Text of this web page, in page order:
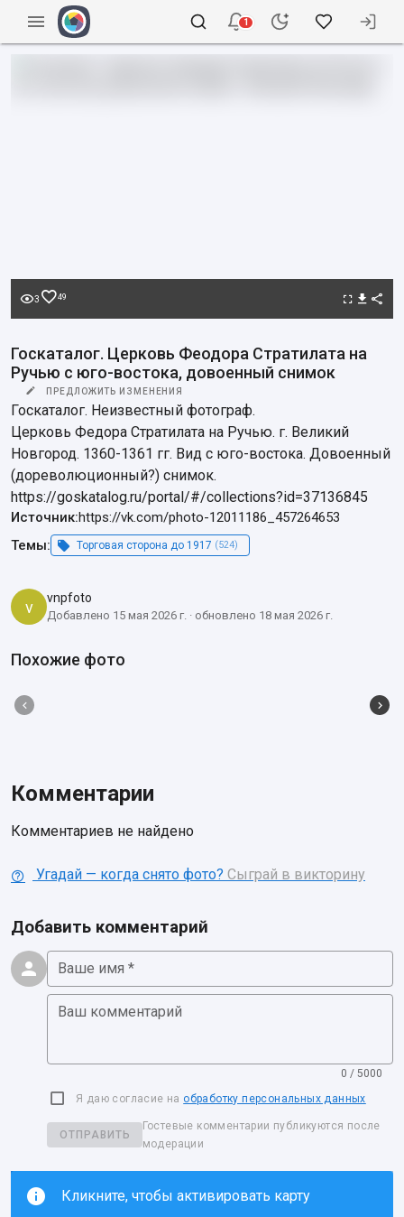
1
3 49
Госкаталог. Церковь Феодора Стратилата на
Ручью с юго-востока, довоенный снимок
ПРЕДЛОЖИТЬ ИЗМЕНЕНИЯ
Госкаталог. Неизвестный фотограф.
Церковь Федора Стратилата на Ручью. г. Великий
Новгород. 1360-1361 гг. Вид с юго-востока. Довоенный
(дореволюционный?) снимок.
https://goskatalog.ru/portal/#/collections?id=37136845
Источник:https://vk.com/photo-12011186_457264653
Темы:
Торговая сторона до 1917 (524)
v vnpfoto
Добавлено 15 мая 2026 г. · обновлено 18 мая 2026 г.
Похожие фото
Комментарии
Комментариев не найдено
Угадай — когда снято фото? Сыграй в викторину
Добавить комментарий
Ваше имя *
Ваш комментарий
0 / 5000
Я даю согласие на обработку персональных данных
ОТПРАВИТЬ
Гостевые комментарии публикуются после
модерации
Кликните, чтобы активировать карту